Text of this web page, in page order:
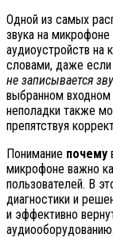
Одной из самых
звука на микрофоне
аудиоустройств на
словами, даже
не записывается
выбранном входном
неполадки также
препятствуя
Понимание почему
микрофоне важно
пользователей. В
диагностики и
и эффективно
аудиооборудованию.